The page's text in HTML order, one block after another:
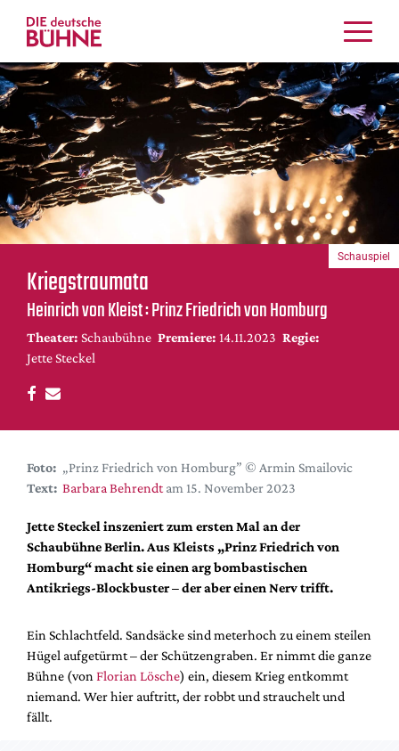
Kritiken
Schauspiel
Musiktheater
Tanz
Crossover
Bühnenwelt
Festivals & Veranstaltungen
Menschen & Theater
Themen
Internationales
Nachrufe
DdB-map
Premierensuche
Festival-Planer
Hefte
Alle Hefte
Leseproben
Podcast
Service
Shop / Abo
Newsletter
Kriegstraumata
Heinrich von Kleist : Prinz Friedrich von Homburg
Theater: Schaubühne Premiere: 14.11.2023 Regie:
Jette Steckel
Schauspiel
Foto: „Prinz Friedrich von Homburg” © Armin Smailovic
Text: Barbara Behrendt am 15. November 2023
Jette Steckel inszeniert zum ersten Mal an der
Schaubühne Berlin. Aus Kleists „Prinz Friedrich von
Homburg“ macht sie einen arg bombastischen
Antikriegs-Blockbuster – der aber einen Nerv trifft.
Ein Schlachtfeld. Sandsäcke sind meterhoch zu einem steilen
Hügel aufgetürmt – der Schützengraben. Er nimmt die ganze
Bühne (von Florian Lösche) ein, diesem Krieg entkommt
niemand. Wer hier auftritt, der robbt und strauchelt und
fällt.